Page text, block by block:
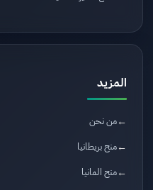
المزيد
من نحن
منح بريطانيا
منح المانيا